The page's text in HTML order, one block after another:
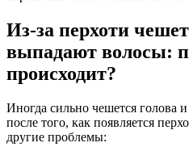
Из-за перхоти
выпадают волосы:
происходит?
Иногда сильно чешется голова
после того, как появляется
другие проблемы: